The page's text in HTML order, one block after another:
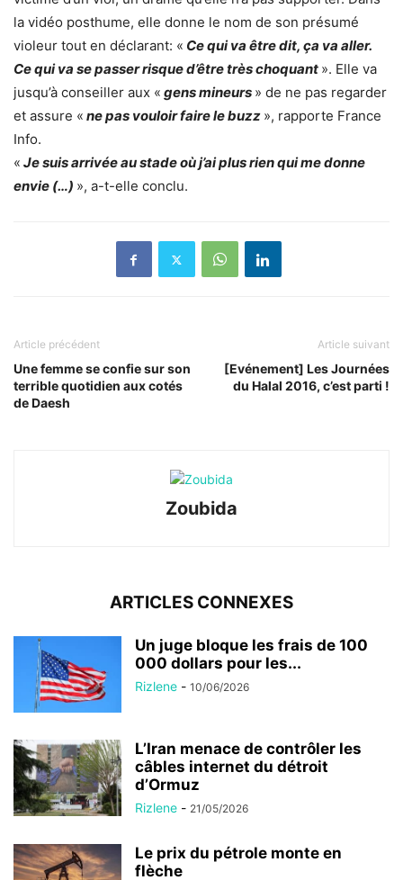
la vidéo posthume, elle donne le nom de son présumé
violeur tout en déclarant: « Ce qui va être dit, ça va aller.
Ce qui va se passer risque d’être très choquant ». Elle va
jusqu’à conseiller aux « gens mineurs » de ne pas regarder
et assure « ne pas vouloir faire le buzz », rapporte France
Info.
« Je suis arrivée au stade où j’ai plus rien qui me donne
envie (…) », a-t-elle conclu.
Article précédent
Une femme se confie sur son
terrible quotidien aux cotés
de Daesh
Article suivant
[Evénement] Les Journées
du Halal 2016, c’est parti !
Zoubida
ARTICLES CONNEXES
Un juge bloque les frais de 100
000 dollars pour les...
Rizlene - 10/06/2026
L’Iran menace de contrôler les
câbles internet du détroit
d’Ormuz
Rizlene - 21/05/2026
Le prix du pétrole monte en
flèche